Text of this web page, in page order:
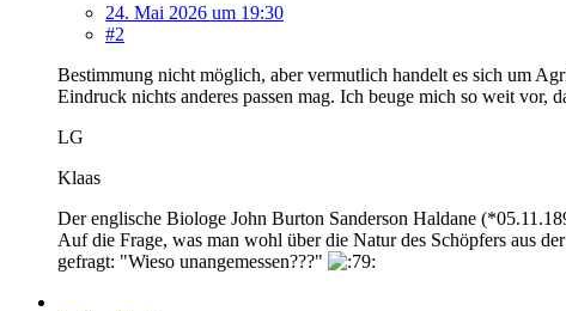
24. Mai 2026 um 19:30
#2
Bestimmung nicht möglich, aber vermutlich handelt es sich um
Eindruck nichts anderes passen mag. Ich beuge mich so weit vor,
LG
Klaas
Der englische Biologe John Burton Sanderson Haldane
Auf die Frage, was man wohl über die Natur des Schöpfers aus
gefragt: "Wieso unangemessen???"